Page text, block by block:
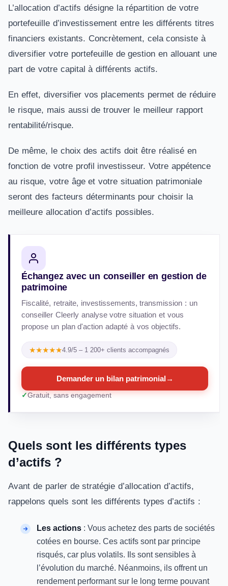
L’allocation d’actifs désigne la répartition de votre
portefeuille d’investissement entre les différents titres
financiers existants. Concrètement, cela consiste à
diversifier votre portefeuille de gestion en allouant une
part de votre capital à différents actifs.
En effet, diversifier vos placements permet de réduire
le risque, mais aussi de trouver le meilleur rapport
rentabilité/risque.
De même, le choix des actifs doit être réalisé en
fonction de votre profil investisseur. Votre appétence
au risque, votre âge et votre situation patrimoniale
seront des facteurs déterminants pour choisir la
meilleure allocation d’actifs possibles.
Échangez avec un conseiller en gestion de
patrimoine
Fiscalité, retraite, investissements, transmission : un
conseiller Cleerly analyse votre situation et vous
propose un plan d'action adapté à vos objectifs.
★★★★★4.9/5 – 1 200+ clients accompagnés
Demander un bilan patrimonial →
Gratuit, sans engagement
Quels sont les différents types
d’actifs ?
Avant de parler de stratégie d’allocation d’actifs,
rappelons quels sont les différents types d’actifs :
Les actions : Vous achetez des parts de sociétés
cotées en bourse. Ces actifs sont par principe
risqués, car plus volatils. Ils sont sensibles à
l’évolution du marché. Néanmoins, ils offrent un
rendement performant sur le long terme pouvant